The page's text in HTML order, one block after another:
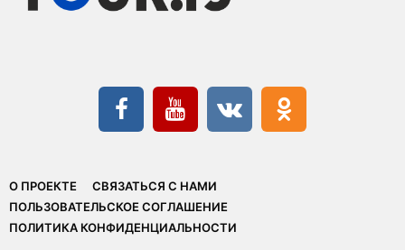
О ПРОЕКТЕ
СВЯЗАТЬСЯ С НАМИ
ПОЛЬЗОВАТЕЛЬСКОЕ СОГЛАШЕНИЕ
ПОЛИТИКА КОНФИДЕНЦИАЛЬНОСТИ